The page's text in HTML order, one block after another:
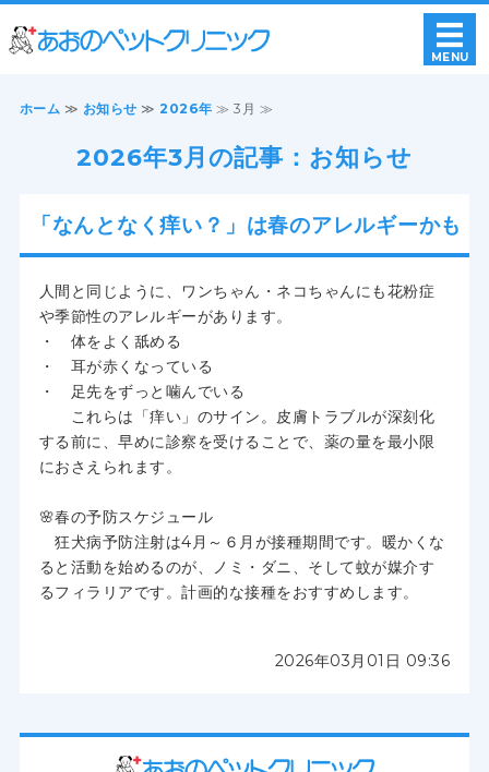
あおのペット
MENU
ホーム
クリニックのご案内
アクセス
ペットホテル・トリミング
ホーム ≫ お知らせ ≫2026年 ≫ 3月 ≫
2026年3月の記事：お知らせ
「なんとなく痒い？」は春のアレルギーかも
人間と同じように、ワンちゃん・ネコちゃんにも花粉症
や季節性のアレルギーがあります。
・ 体をよく舐める
・ 耳が赤くなっている
・ 足先をずっと噛んでいる
これらは「痒い」のサイン。皮膚トラブルが深刻化
する前に、早めに診察を受けることで、薬の量を最小限
におさえられます。
🌸春の予防スケジュール
狂犬病予防注射は4月～６月が接種期間です。暖かくな
ると活動を始めるのが、ノミ・ダニ、そして蚊が媒介す
るフィラリアです。計画的な接種をおすすめします。
2026年03月01日 09:36